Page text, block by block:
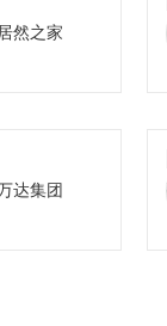
居然之家
达集团